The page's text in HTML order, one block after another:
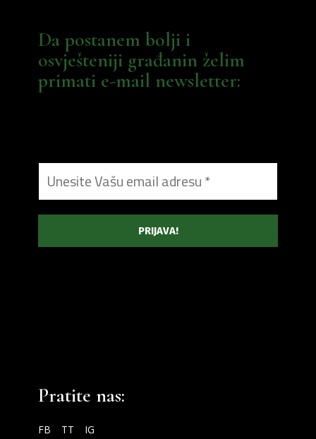
Da postanem bolji i
osvješteniji građanin želim
primati e-mail newsletter:
Pratite nas:
FB TT IG